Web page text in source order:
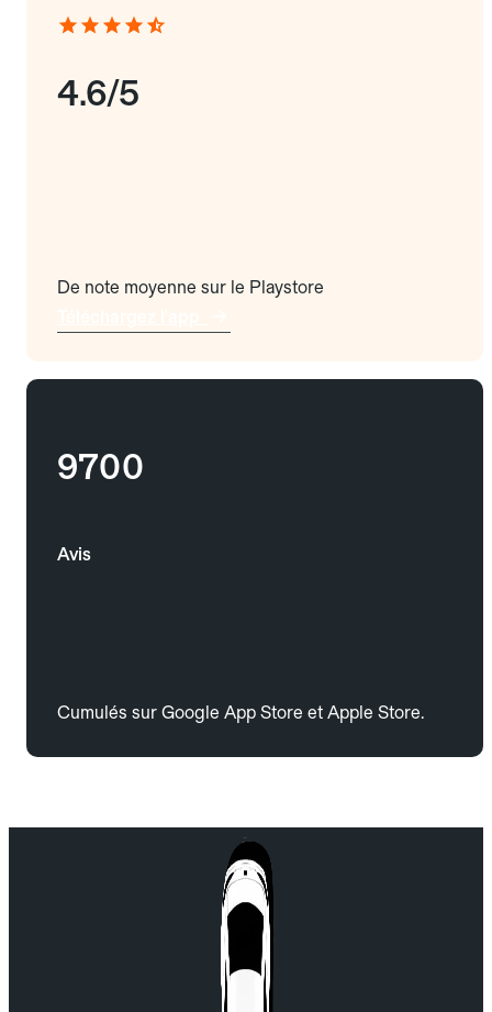
4.6/5
De note moyenne sur le Playstore
9700
Avis
Cumulés sur Google App Store et Apple Store.